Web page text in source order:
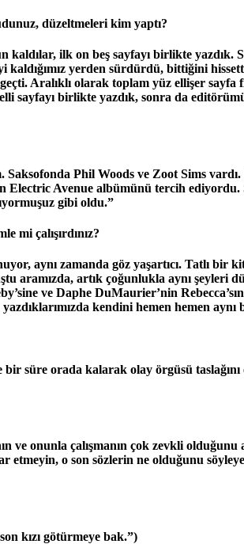
düzeltmeleri kim yaptı?
ilk on beş sayfayı birlikte
yerden sürdürdü, bittiğini
Aralıklı olarak toplam yüz ellişer sayfa
sayfayı birlikte yazdık, sonra da
Phil Woods ve Zoot Sims
Avenue albümünü tercih ediyordu.
gibi oldu.”
mi çalışırdınız?
aynı zamanda göz yaşartıcı. Tatlı
aramızda, artık çoğunlukla aynı
ve Daphe DuMaurier’nin
kendini hemen hemen
süre orada kalarak olay örgüsü
ve onunla çalışmanın çok zevkli
etmeyin, o son sözlerin ne olduğunu
kızı götürmeye bak.”)